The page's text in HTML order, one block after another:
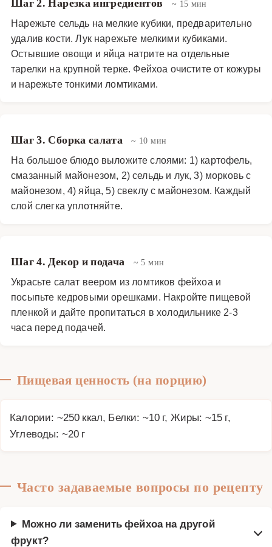
~ 15 мин
Нарежьте сельдь на мелкие кубики, предварительно
удалив кости. Лук нарежьте мелкими кубиками.
Остывшие овощи и яйца натрите на отдельные
тарелки на крупной терке. Фейхоа очистите от кожуры
и нарежьте тонкими ломтиками.
Шаг 3. Сборка салата ~ 10 мин
На большое блюдо выложите слоями: 1) картофель,
смазанный майонезом, 2) сельдь и лук, 3) морковь с
майонезом, 4) яйца, 5) свеклу с майонезом. Каждый
слой слегка уплотняйте.
Шаг 4. Декор и подача ~ 5 мин
Украсьте салат веером из ломтиков фейхоа и
посыпьте кедровыми орешками. Накройте пищевой
пленкой и дайте пропитаться в холодильнике 2-3
часа перед подачей.
Пищевая ценность (на порцию)
Калории: ~250 ккал, Белки: ~10 г, Жиры: ~15 г,
Углеводы: ~20 г
Часто задаваемые вопросы по рецепту
Можно ли заменить фейхоа на другой
фрукт?